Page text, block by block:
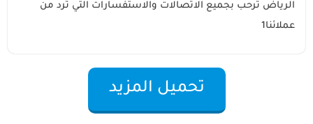
الرياض ترحب بجميع الاتصالات والاستفسارات التي ترد من
عملائنا1
تحميل المزيد